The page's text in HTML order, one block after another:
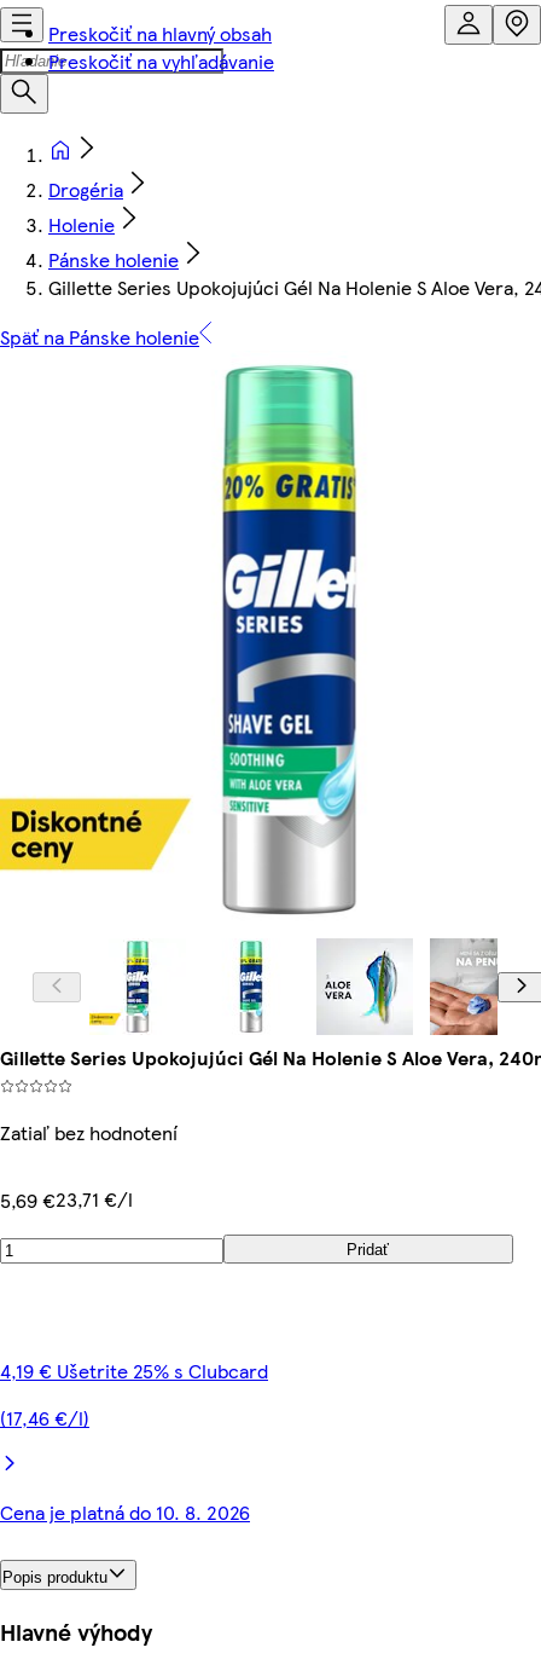
Preskočiť na hlavný obsah
Preskočiť na vyhľadávanie
Drogéria
Holenie
Pánske holenie
Gillette Series Upokojujúci Gél Na Holenie S Aloe Vera,
Späť na Pánske holenie
Gillette Series Upokojujúci Gél Na Holenie S Aloe Vera,
Zatiaľ bez hodnotení
5,69 €23,71 €/l
Pridať
4,19 € Ušetrite 25% s Clubcard
(17,46 €/l)
Cena je platná do 10. 8. 2026
Popis produktu
Hlavné výhody